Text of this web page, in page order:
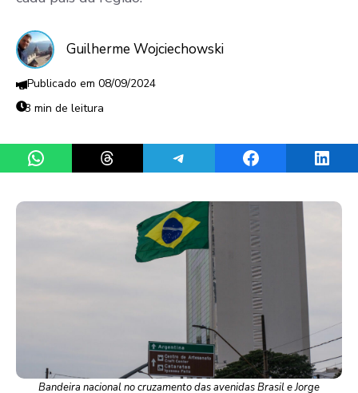
Guilherme Wojciechowski
08/09/2024
3 min de leitura
Share on WhatsAppShare on ThreadsShare on TelegramShare on Facebook
Bandeira nacional no cruzamento das avenidas Brasil e Jorge